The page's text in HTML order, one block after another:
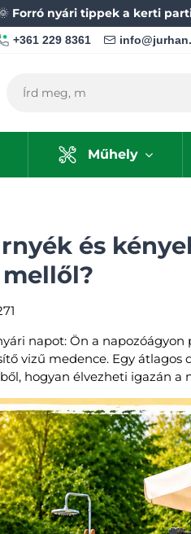
Forró nyári tippek a kerti
+361 229 8361
Műhely
és
napot: Ön a
vizű medence. Egy átlagos
hogyan élvezheti igazán a